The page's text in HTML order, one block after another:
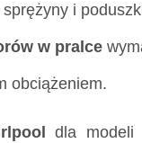
i
w pralce
obciążeniem.
dla modeli